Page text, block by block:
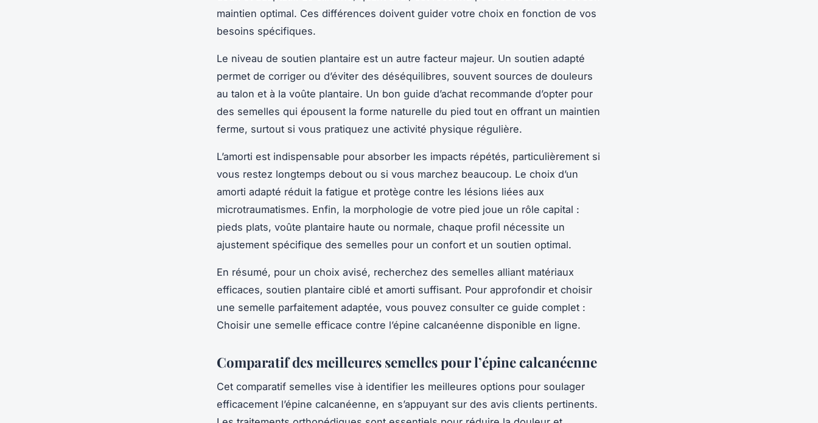
maintien optimal. Ces différences doivent guider votre choix en fonction de vos
besoins spécifiques.
Le niveau de soutien plantaire est un autre facteur majeur. Un soutien adapté
permet de corriger ou d’éviter des déséquilibres, souvent sources de douleurs
au talon et à la voûte plantaire. Un bon guide d’achat recommande d’opter pour
des semelles qui épousent la forme naturelle du pied tout en offrant un maintien
ferme, surtout si vous pratiquez une activité physique régulière.
L’amorti est indispensable pour absorber les impacts répétés, particulièrement si
vous restez longtemps debout ou si vous marchez beaucoup. Le choix d’un
amorti adapté réduit la fatigue et protège contre les lésions liées aux
microtraumatismes. Enfin, la morphologie de votre pied joue un rôle capital :
pieds plats, voûte plantaire haute ou normale, chaque profil nécessite un
ajustement spécifique des semelles pour un confort et un soutien optimal.
En résumé, pour un choix avisé, recherchez des semelles alliant matériaux
efficaces, soutien plantaire ciblé et amorti suffisant. Pour approfondir et choisir
une semelle parfaitement adaptée, vous pouvez consulter ce guide complet :
Choisir une semelle efficace contre l’épine calcanéenne disponible en ligne.
Comparatif des meilleures semelles pour l’épine calcanéenne
Cet comparatif semelles vise à identifier les meilleures options pour soulager
efficacement l’épine calcanéenne, en s’appuyant sur des avis clients pertinents.